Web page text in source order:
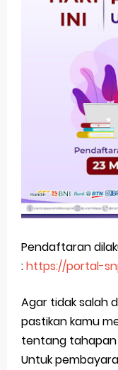
Pembukaan
Cara Cek
FAQ
Informasi
Pendaftaran
:https://portal-
Agar tidak salah
pastikan kamu
tentang
Untuk